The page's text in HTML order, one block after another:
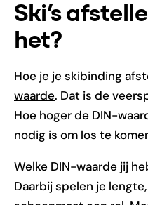
Ski’s
het?
Hoe je je skibinding
waarde. Dat is de
Hoe hoger de DIN-
nodig is om los te
Welke DIN-waarde jij
Daarbij spelen je